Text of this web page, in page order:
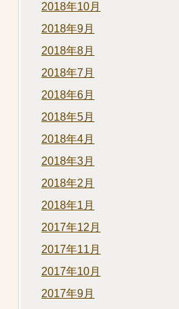
2018年10月
2018年9月
2018年8月
2018年7月
2018年6月
2018年5月
2018年4月
2018年3月
2018年2月
2018年1月
2017年12月
2017年11月
2017年10月
2017年9月